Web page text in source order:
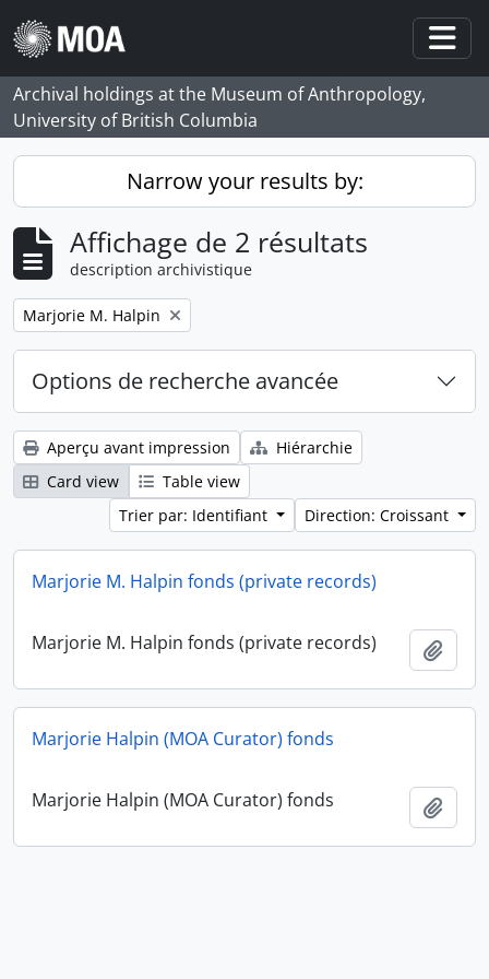
Skip to main content
Archival holdings at the Museum of Anthropology,
University of British Columbia
Narrow your results by:
Affichage de 2 résultats
description archivistique
Remove filter:
Marjorie M. Halpin
Options de recherche avancée
Aperçu avant impression
Hiérarchie
Card view
Table view
Trier par: Identifiant
Direction: Croissant
Marjorie M. Halpin fonds (private records)
Marjorie M. Halpin fonds (private records)
Marjorie Halpin (MOA Curator) fonds
Marjorie Halpin (MOA Curator) fonds